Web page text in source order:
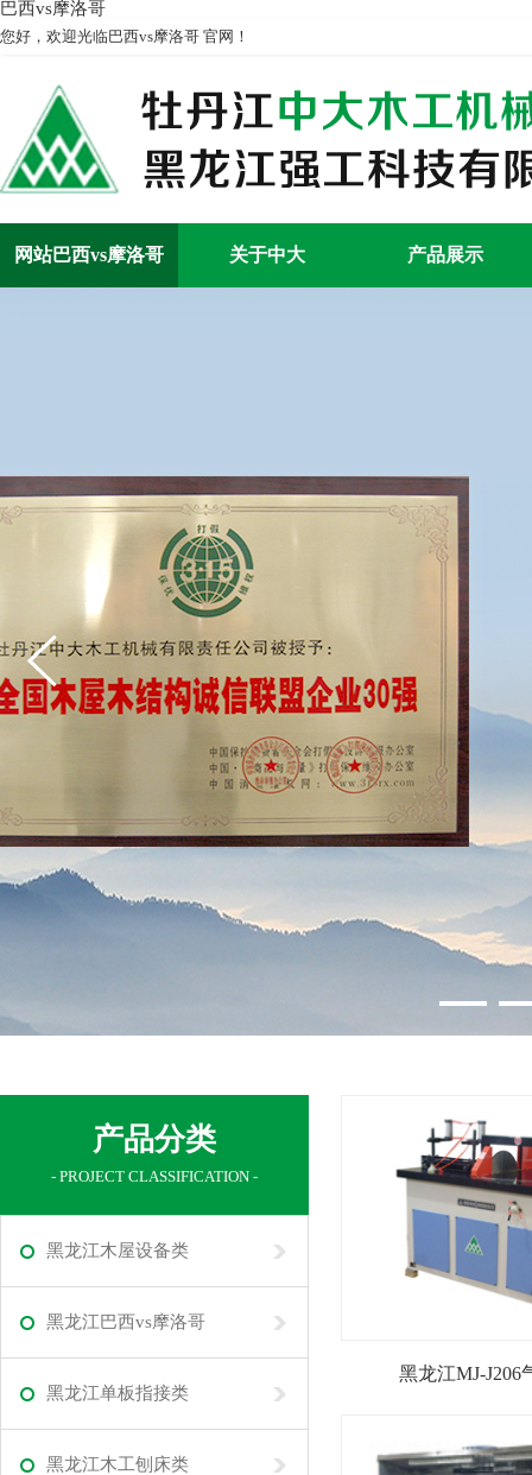
巴西vs摩洛哥
您好，欢迎光临巴西vs摩洛哥 官网！
网站巴西vs摩洛哥 关于中大 产品展示
产品分类
- PROJECT CLASSIFICATION -
黑龙江木屋设备类
黑龙江巴西vs摩洛哥
黑龙江单板指接类
黑龙江木工刨床类
黑龙江MJ-J206